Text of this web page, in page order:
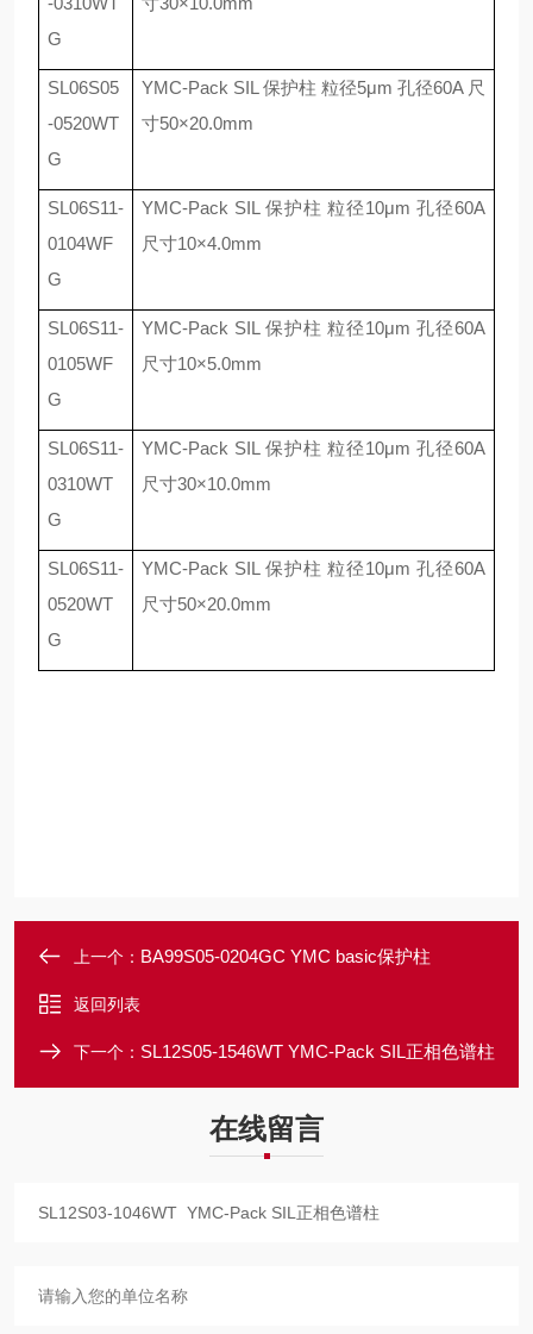
G
SL06S05
-0520WT
G
YMC-Pack SIL 保护柱 粒径5μm 孔径60A 尺
寸50×20.0mm
SL06S11-
0104WF
G
YMC-Pack SIL 保护柱 粒径10μm孔径60A
尺寸10×4.0mm
SL06S11-
0105WF
G
YMC-Pack SIL 保护柱 粒径10μm孔径60A
尺寸10×5.0mm
SL06S11-
0310WT
G
YMC-Pack SIL 保护柱 粒径10μm孔径60A
尺寸30×10.0mm
SL06S11-
0520WT
G
YMC-Pack SIL 保护柱 粒径10μm孔径60A
尺寸50×20.0mm
上一个： BA99S05-0204GC YMC basic保护柱
返回列表
下一个： SL12S05-1546WT YMC-Pack SIL正相色谱柱
在线留言